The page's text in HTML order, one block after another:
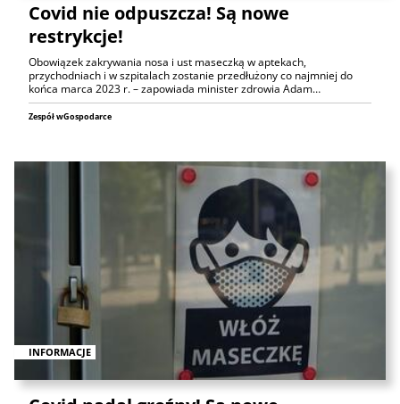
Covid nie odpuszcza! Są nowe
restrykcje!
Obowiązek zakrywania nosa i ust maseczką w aptekach,
przychodniach i w szpitalach zostanie przedłużony co najmniej do
końca marca 2023 r. – zapowiada minister zdrowia Adam…
Zespół wGospodarce
INFORMACJE